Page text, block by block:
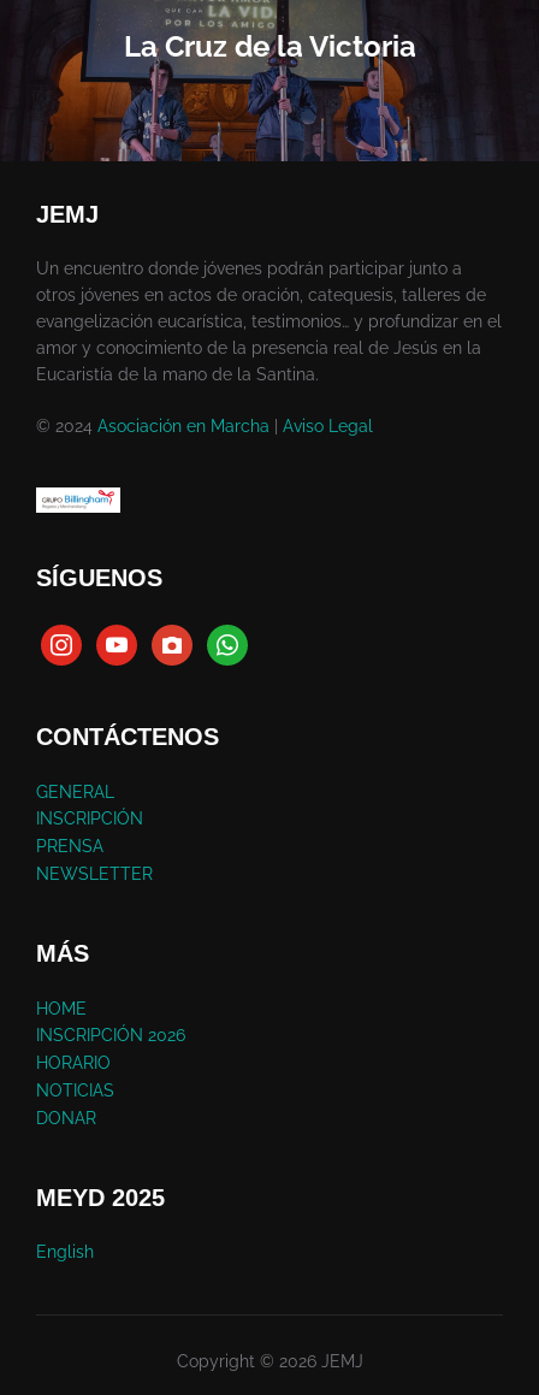
La Cruz de la Victoria
JEMJ
Un encuentro donde jóvenes podrán participar junto a
otros jóvenes en actos de oración, catequesis, talleres de
evangelización eucarística, testimonios… y profundizar en el
amor y conocimiento de la presencia real de Jesús en la
Eucaristía de la mano de la Santina.
© 2024 Asociación en Marcha Aviso Legal
SÍGUENOS
CONTÁCTENOS
GENERAL
INSCRIPCIÓN
PRENSA
NEWSLETTER
MÁS
HOME
INSCRIPCIÓN 2026
HORARIO
NOTICIAS
DONAR
MEYD 2025
English
Copyright © 2026 JEMJ